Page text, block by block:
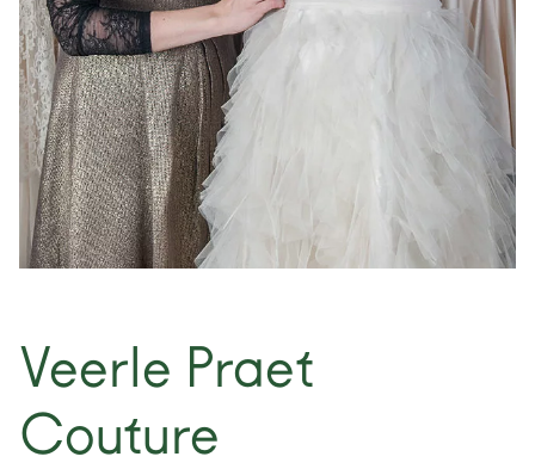
nieuws
projecten
contact
Veerle Praet
Couture